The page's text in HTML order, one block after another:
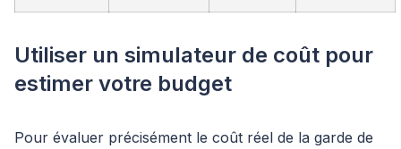
Utiliser un simulateur de coût pour
estimer votre budget
Pour évaluer précisément le coût réel de la garde de